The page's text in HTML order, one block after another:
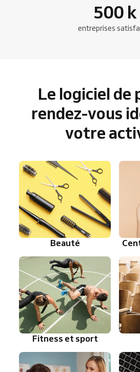
500 k
entreprises
Le logiciel de
rendez-vous
votre
Beauté
Fitness et sport